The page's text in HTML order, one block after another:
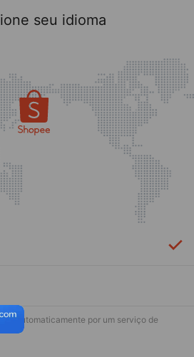
indisponível
deu errado. Faça login
seu idioma
automaticamente por um serviço de